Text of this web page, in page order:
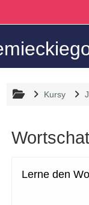
Kursy